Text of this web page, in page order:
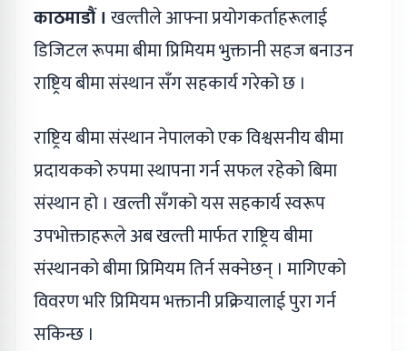
काठमाडौं । खल्तीले आफ्ना प्रयोगकर्ताहरूलाई
डिजिटल रूपमा बीमा प्रिमियम भुक्तानी सहज बनाउन
राष्ट्रिय बीमा संस्थान सँग सहकार्य गरेको छ ।
राष्ट्रिय बीमा संस्थान नेपालको एक विश्वसनीय बीमा
प्रदायकको रुपमा स्थापना गर्न सफल रहेको बिमा
संस्थान हो । खल्ती सँगको यस सहकार्य स्वरूप
उपभोक्ताहरूले अब खल्ती मार्फत राष्ट्रिय बीमा
संस्थानको बीमा प्रिमियम तिर्न सक्नेछन् । मागिएको
विवरण भरि प्रिमियम भक्तानी प्रक्रियालाई पुरा गर्न
सकिन्छ ।